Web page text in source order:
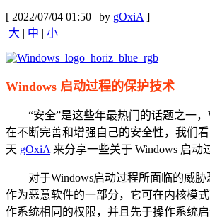
[ 2022/07/04 01:50 | by gOxiA]
大 | 中 | 小
Windows 启动过程的保护技术
“安全”是这些年最热门的话题之一，
在不断完善和增强自己的安全性，我们
天 gOxiA来分享一些关于 Windows 启动
对于Windows启动过程所面临的威胁
作为恶意软件的一部分，它可在内核模
作系统相同的权限，并且先于操作系统